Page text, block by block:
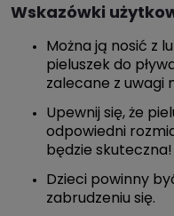
Wskazówki
Można ją nosić z
pieluszek do
zalecane z uwagi
Upewnij się, że
odpowiedni
będzie skuteczna!
Dzieci powinny
zabrudzeniu się.